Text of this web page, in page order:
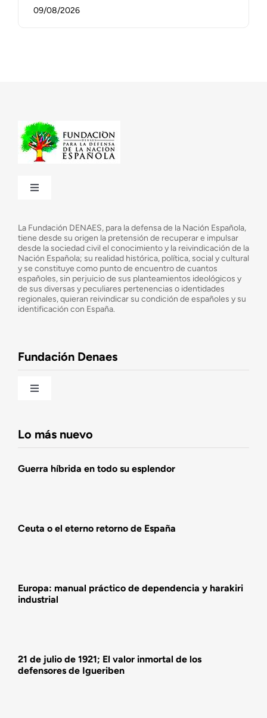
09/08/2026
Toggle
¿Cuáles son nuestros objetivos?
Consejo Asesor
La Fundación DENAES, para la defensa de la Nación Española,
tiene desde su origen la pretensión de recuperar e impulsar
desde la sociedad civil el conocimiento y la reivindicación de la
Nación Española; su realidad histórica, política, social y cultural
y se constituye como punto de encuentro de cuantos
españoles, sin perjuicio de sus planteamientos ideológicos y
de sus diversas y peculiares pertenencias o identidades
regionales, quieran reivindicar su condición de españoles y su
identificación con España.
Fundación Denaes
Toggle
Lo más nuevo
Guerra híbrida en todo su esplendor
Ceuta o el eterno retorno de España
Europa: manual práctico de dependencia y harakiri
industrial
21 de julio de 1921; El valor inmortal de los
defensores de Igueriben